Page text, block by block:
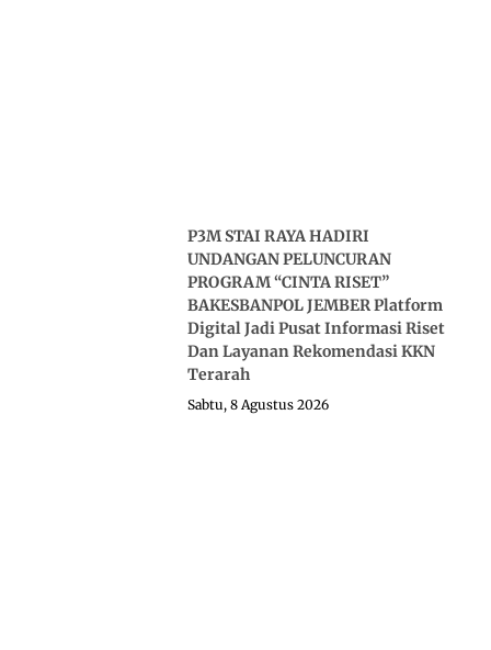
P3M STAI RAYA HADIRI
UNDANGAN PELUNCURAN
PROGRAM “CINTA RISET”
BAKESBANPOL JEMBER Platform
Digital Jadi Pusat Informasi Riset
Dan Layanan Rekomendasi KKN
Terarah
Sabtu, 8 Agustus 2026